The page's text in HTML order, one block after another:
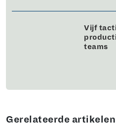
Vijf
teams
Gerelateerde artikelen